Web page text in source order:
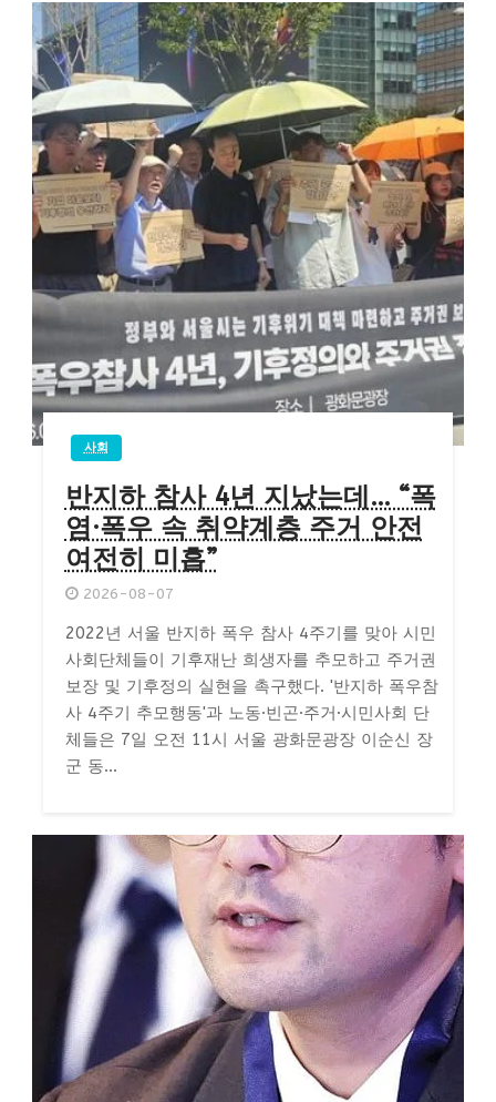
사회
반지하 참사 4년 지났는데… “폭
염·폭우 속 취약계층 주거 안전
여전히 미흡”
2026-08-07
2022년 서울 반지하 폭우 참사 4주기를 맞아 시민
사회단체들이 기후재난 희생자를 추모하고 주거권
보장 및 기후정의 실현을 촉구했다. '반지하 폭우참
사 4주기 추모행동'과 노동·빈곤·주거·시민사회 단
체들은 7일 오전 11시 서울 광화문광장 이순신 장
군 동...